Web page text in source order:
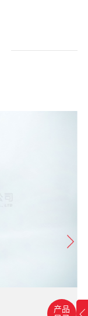
产品